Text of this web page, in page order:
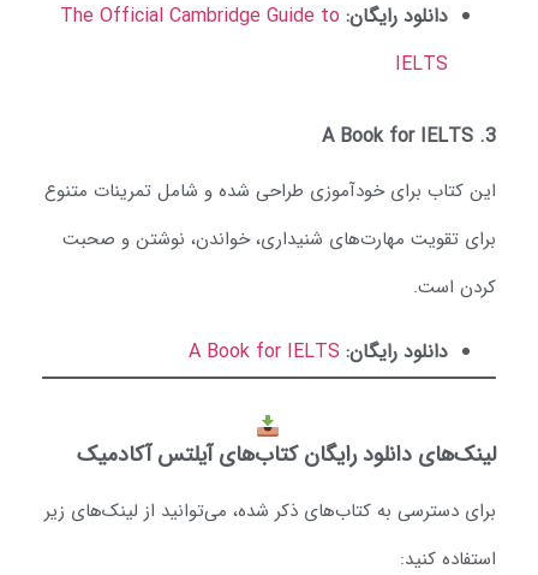
دانلود رایگان: The Official Cambridge Guide to
IELTS
A Book for IELTS
کتاب برای خودآموزی طراحی شده و شامل تمرینات متنوع
تقویت مهارت‌های شنیداری، خواندن، نوشتن و صحبت
است.
دانلود رایگان: A Book for IELTS
دانلود رایگان کتاب‌های آیلتس آکادمیک
دسترسی به کتاب‌های ذکر شده، می‌توانید از لینک‌های زیر
کنید: